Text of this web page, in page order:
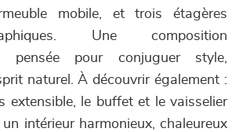
mobile, et trois étagères
Une composition
pensée pour conjuguer style,
naturel. À découvrir également :
extensible, le buffet et le vaisselier
intérieur harmonieux, chaleureux